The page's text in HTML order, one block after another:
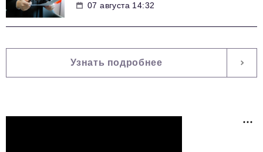
07 августа 14:32
Узнать подробнее